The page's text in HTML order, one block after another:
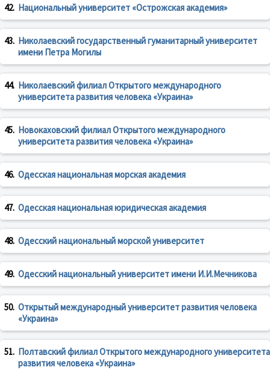
42. Национальный университет «Острожская академия»
43. Николаевский государственный гуманитарный университет
имени Петра Могилы
44. Николаевский филиал Открытого международного
университета развития человека «Украина»
45. Новокаховский филиал Открытого международного
университета развития человека «Украина»
46. Одесская национальная морская академия
47. Одесская национальная юридическая академия
48. Одесский национальный морской университет
49. Одесский национальный университет имени И.И.Мечникова
50. Открытый международный университет развития человека
«Украина»
51. Полтавский филиал Открытого международного университета
развития человека «Украина»